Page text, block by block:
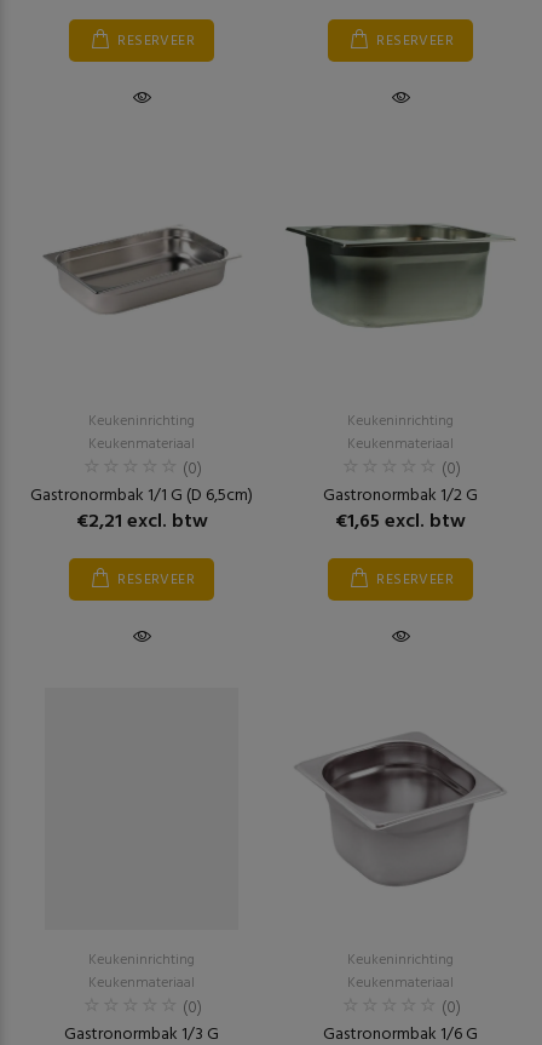
RESERVEER RESERVEER
Keukeninrichting
Keukenmateriaal
(0)
Gastronormbak 1/1 G (D 6,5cm)
€2,21 excl. btw
RESERVEER
Keukeninrichting
Keukenmateriaal
(0)
Gastronormbak 1/2 G
€1,65 excl. btw
RESERVEER
Keukeninrichting
Keukenmateriaal
(0)
Gastronormbak 1/3 G
Keukeninrichting
Keukenmateriaal
(0)
Gastronormbak 1/6 G